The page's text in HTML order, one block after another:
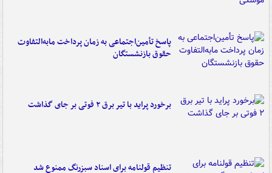
پاسخ تأمین‌اجتماعی به زمان پرداخت مابه‌التفاوت
حقوق بازنشستگان
برخورد پراید با تیر برق ۲ فوتی بر جای گذاشت
تنظیم قولنامه برای اسناد سبزرنگ ممنوع شد